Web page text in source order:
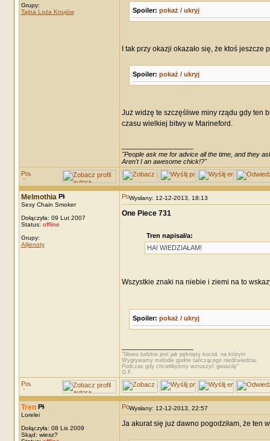
Grupy:
Tajna Loża Knujów
Spoiler: pokaż / ukryj
I tak przy okazji okazało się, że ktoś
Spoiler: pokaż / ukryj
Już widzę te szczęśliwe miny rządu gdy ten
czasu wielkiej bitwy w Marineford.
"People ask me for advice all the time, and they
Aren't I an awesome chick!?"
Melmothia
Sexy Chain Smoker
Dołączyła: 09 Lut 2007
Status: offline
Grupy:
Alijenoty
Wysłany: 12-12-2013, 18:13
One Piece 731
Tren napisał/a:
HA! WIEDZIAŁAM!
Wszystkie znaki na niebie i ziemi na to
Spoiler: pokaż / ukryj
"Słowo ludzkie jest jak pęknięty kocioł, na którym
Wygrywamy melodie godne tańczącego niedźwiedzia,
Podczas gdy chcielibyśmy wzruszyć gwiazdy"
G.F.
Tren
Lorelei
Dołączyła: 08 Lis 2009
Skąd: wiesz?
Wysłany: 12-12-2013, 22:57
Ja akurat się już dawno pogodziłam, że ten